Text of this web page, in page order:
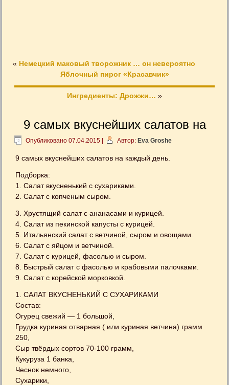
« Немецкий маковый творожник … он невероятно
Яблочный пирог «Красавчик»
▬▬▬▬▬▬▬▬▬▬▬▬▬▬▬▬▬▬▬▬▬▬▬▬▬▬▬▬
Ингредиенты: Дрожжи… »
9 самых вкуснейших салатов на
Опубликовано 07.04.2015 Автор: Eva Groshe
9 самых вкуснейших салатов на каждый день.
Подборка:
1. Салат вкусненький с сухариками.
2. Салат с копченым сыром.
3. Хрустящий салат с ананасами и курицей.
4. Салат из пекинской капусты с курицей.
5. Итальянский салат с ветчиной, сыром и овощами.
6. Салат с яйцом и ветчиной.
7. Салат с курицей, фасолью и сыром.
8. Быстрый салат с фасолью и крабовыми палочками.
9. Салат с корейской морковкой.
1. САЛАТ ВКУСНЕНЬКИЙ С СУХАРИКАМИ
Состав:
Огурец свежий — 1 большой,
Грудка куриная отварная ( или куриная ветчина) грамм
250,
Сыр твёрдых сортов 70-100 грамм,
Кукуруза 1 банка,
Чеснок немного,
Сухарики,